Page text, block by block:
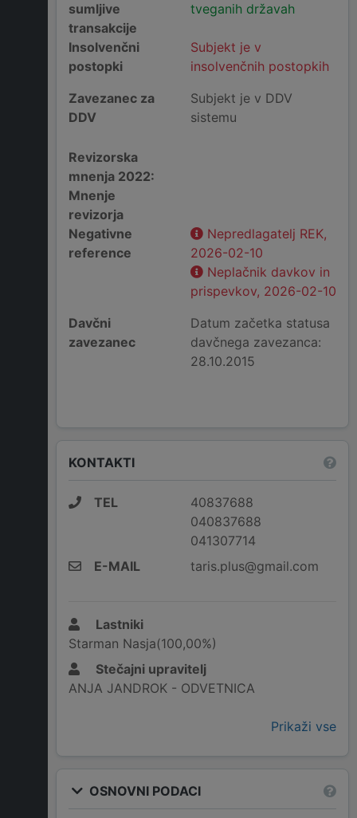
sumljive
transakcije
tveganih državah
Insolvenčni
postopki
Subjekt je v
insolvenčnih postopkih
Zavezanec za
DDV
Subjekt je v DDV
sistemu
Revizorska
mnenja 2022:
Mnenje
revizorja
Negativne
reference
Nepredlagatelj REK,
2026-02-10
Neplačnik davkov in
prispevkov, 2026-02-10
Davčni
zavezanec
Datum začetka statusa
davčnega zavezanca:
28.10.2015
KONTAKTI
TEL
40837688
040837688
041307714
E-MAIL
taris.plus@gmail.com
Lastniki
Starman Nasja(100,00%)
Stečajni upravitelj
ANJA JANDROK - ODVETNICA
Prikaži vse
OSNOVNI PODACI